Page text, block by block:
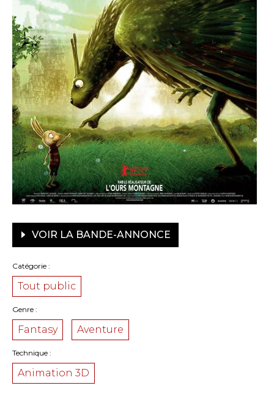
VOIR LA BANDE-ANNONCE
Catégorie
Tout public
Genre
Fantasy Aventure
Technique
Animation 3D